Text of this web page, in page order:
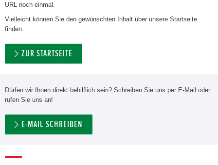
URL noch einmal.
Vielleicht können Sie den gewünschten Inhalt über unsere Startseite
finden.
ZUR STARTSEITE
Dürfen wir Ihnen direkt behilflich sein? Schreiben Sie uns per E-Mail oder
rufen Sie uns an!
E-MAIL SCHREIBEN